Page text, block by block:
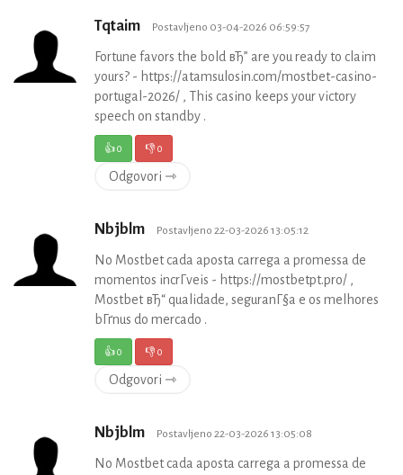
Tqtaim Postavljeno 03-04-2026 06:59:57
Fortune favors the bold вЂ” are you ready to claim
yours? - https://atamsulosin.com/mostbet-casino-
portugal-2026/ , This casino keeps your victory
speech on standby .
👍0 👎0
Odgovori ⇾
Nbjblm Postavljeno 22-03-2026 13:05:12
No Mostbet cada aposta carrega a promessa de
momentos incrГ­veis - https://mostbetpt.pro/ ,
Mostbet вЂ“ qualidade, seguranГ§a e os melhores
bГґnus do mercado .
👍0 👎0
Odgovori ⇾
Nbjblm Postavljeno 22-03-2026 13:05:08
No Mostbet cada aposta carrega a promessa de